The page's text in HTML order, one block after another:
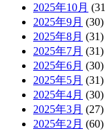
2025年10月
2025年9月 (30)
2025年8月 (31)
2025年7月 (31)
2025年6月 (30)
2025年5月 (31)
2025年4月 (30)
2025年3月 (27)
2025年2月 (60)